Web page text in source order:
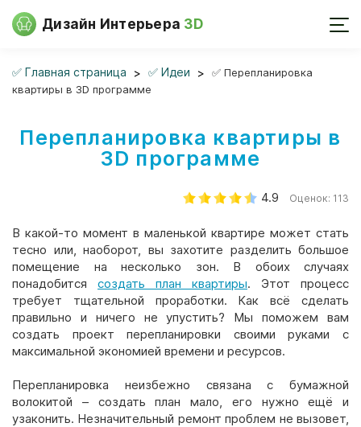
Дизайн Интерьера 3D
✅ Главная страница ✅ Идеи
✅ Перепланировка
квартиры в 3D программе
Перепланировка квартиры в
3D программе
4.9 Оценок: 113
В какой-то момент в маленькой квартире может стать
тесно или, наоборот, вы захотите разделить большое
помещение на несколько зон. В обоих случаях
понадобится создать план квартиры. Этот процесс
требует тщательной проработки. Как всё сделать
правильно и ничего не упустить? Мы поможем вам
создать проект перепланировки своими руками с
максимальной экономией времени и ресурсов.
Перепланировка неизбежно связана с бумажной
волокитой – создать план мало, его нужно ещё и
узаконить. Незначительный ремонт проблем не вызовет,